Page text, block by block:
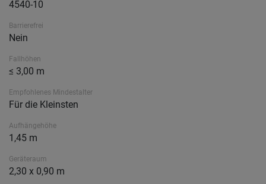
4540-10
Barrierefrei
Nein
Fallhöhen
≤ 3,00 m
Empfohlenes Mindestalter
Für die Kleinsten
Aufhängehöhe
1,45 m
Geräteraum
2,30 x 0,90 m